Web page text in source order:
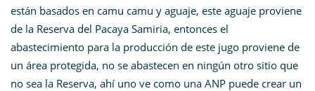
están basados en camu camu y aguaje, este aguaje proviene
de la Reserva del Pacaya Samiria, entonces el
abastecimiento para la producción de este jugo proviene de
un área protegida, no se abastecen en ningún otro sitio que
no sea la Reserva, ahí uno ve como una ANP puede crear un